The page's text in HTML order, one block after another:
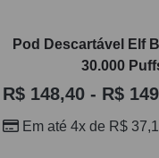
Pod Descartável Elf
30.000
R$148,40 - R$
Em até 4x de R$